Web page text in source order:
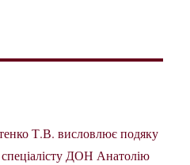
Т.В. висловлює подяку
ДОН Анатолію